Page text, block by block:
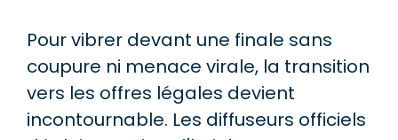
Pour vibrer devant une finale sans
coupure ni menace virale, la transition
vers les offres légales devient
incontournable. Les diffuseurs officiels